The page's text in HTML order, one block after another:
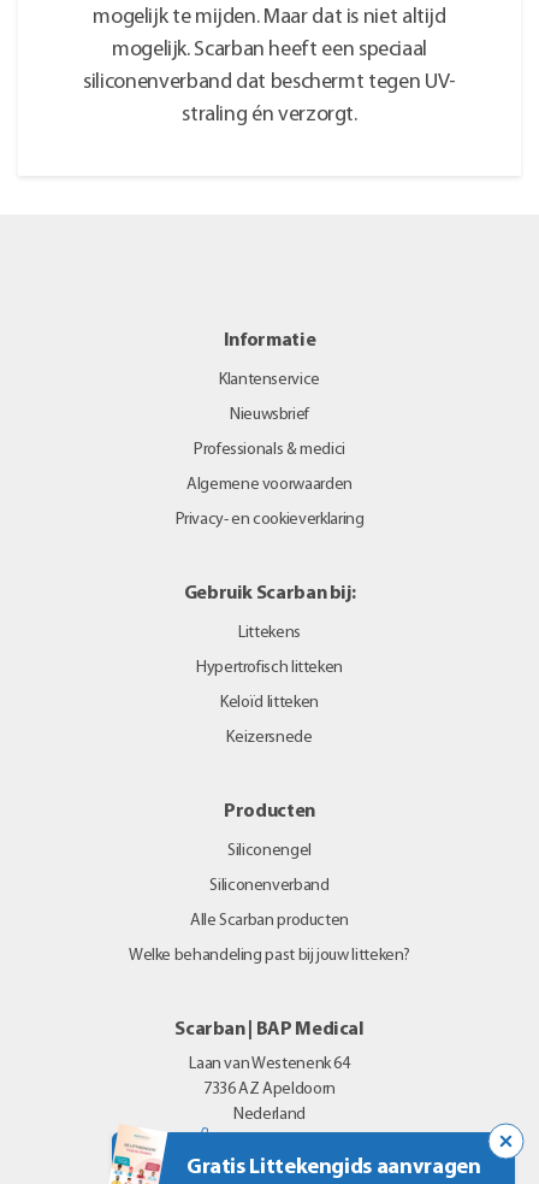
mogelijk te mijden. Maar dat is niet altijd
mogelijk. Scarban heeft een speciaal
siliconenverband dat beschermt tegen UV-
straling én verzorgt.
Informatie
Klantenservice
Nieuwsbrief
Professionals & medici
Algemene voorwaarden
Privacy- en cookieverklaring
Gebruik Scarban bij:
Littekens
Hypertrofisch litteken
Keloïd litteken
Keizersnede
Producten
Siliconengel
Siliconenverband
Alle Scarban producten
Welke behandeling past bij jouw litteken?
Scarban | BAP Medical
Laan van Westenenk 64
7336 AZ Apeldoorn
Nederland
E-mail
| Website
Gratis Littekengids aanvragen